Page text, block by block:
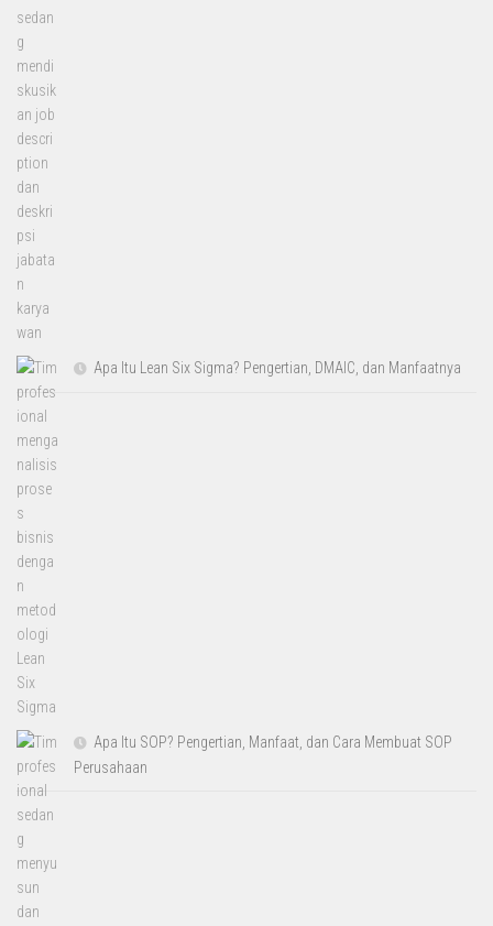
Apa Itu Lean Six Sigma? Pengertian, DMAIC, dan Manfaatnya
Apa Itu SOP? Pengertian, Manfaat, dan Cara Membuat SOP
Perusahaan